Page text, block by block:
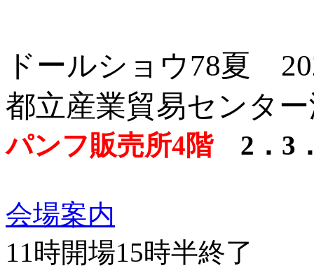
ドールショウ78夏
都立産業貿易センタ
パンフ販売所4階 2．3
会場案内
11時開場15時半終了